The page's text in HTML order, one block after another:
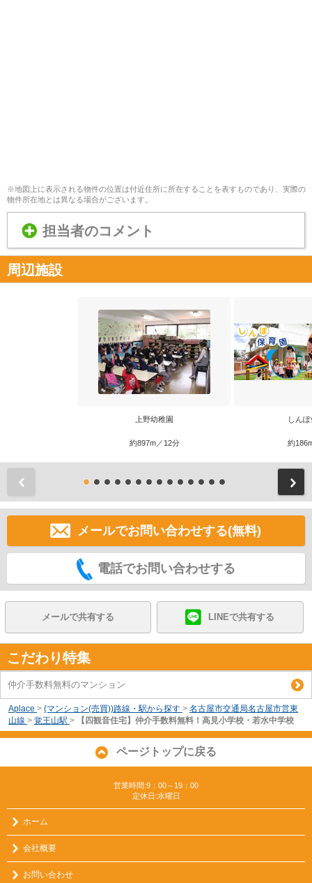
※地図上に表示される物件の位置は付近住所に所在することを表すものであり、実際の
物件所在地とは異なる場合がございます。
担当者のコメント
周辺施設
上野幼稚園
約897m／12分
しん
約
メールでお問い合わせする(無料)
電話でお問い合わせする
メールで共有する LINEで共有する
こだわり特集
仲介手数料無料のマンション
Aplace > (マンション(売買))路線・駅から探す > 名古屋市交通局名古屋市営東
山線 > 覚王山駅 > 【四観音住宅】仲介手数料無料！高見小学校・若水中学校
ページトップに戻る
営業時間:9：00～19：00
定休日:水曜日
ホーム
会社概要
お問い合わせ